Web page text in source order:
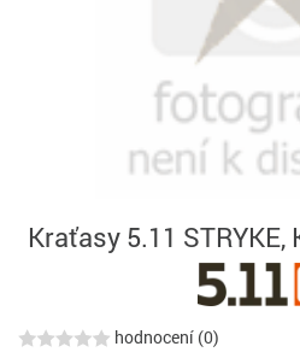
Kraťasy 5.11
hodnocení (0)